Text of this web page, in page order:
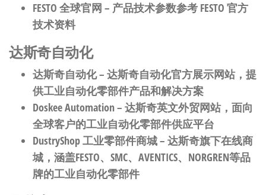
FESTO 全球官网 – 产品技术参数参考 FESTO 官方
技术资料
达斯奇自动化
达斯奇自动化– 达斯奇自动化官方展示网站，提
供工业自动化零部件产品和解决方案
Doskee Automation– 达斯奇英文外贸网站，面向
全球客户的工业自动化零部件供应平台
DustryShop 工业零部件商城– 达斯奇旗下在线商
城，涵盖FESTO、SMC、AVENTICS、NORGREN等品
牌的工业自动化零部件